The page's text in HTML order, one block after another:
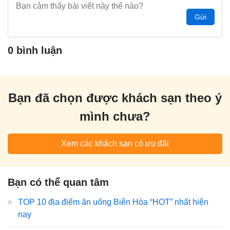
Gửi
0 bình luận
Bạn đã chọn được khách sạn theo ý
mình chưa?
Xem các khách sạn có ưu đãi
Bạn có thể quan tâm
TOP 10 địa điểm ăn uống Biên Hòa “HOT” nhất hiện
nay